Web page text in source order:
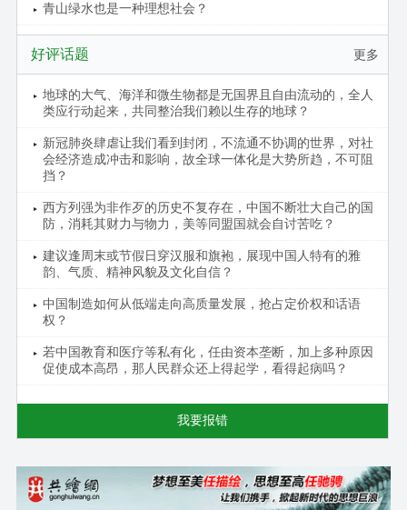
青山绿水也是一种理想社会？
更多
好评话题
地球的大气、海洋和微生物都是无国界且自由流动的，全人
类应行动起来，共同整治我们赖以生存的地球？
新冠肺炎肆虐让我们看到封闭，不流通不协调的世界，对社
会经济造成冲击和影响，故全球一体化是大势所趋，不可阻
挡？
西方列强为非作歹的历史不复存在，中国不断壮大自己的国
防，消耗其财力与物力，美等同盟国就会自讨苦吃？
建议逢周末或节假日穿汉服和旗袍，展现中国人特有的雅
韵、气质、精神风貌及文化自信？
中国制造如何从低端走向高质量发展，抢占定价权和话语
权？
若中国教育和医疗等私有化，任由资本垄断，加上多种原因
促使成本高昂，那人民群众还上得起学，看得起病吗？
我要报错